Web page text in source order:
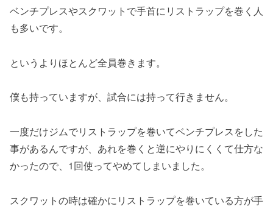
ベンチプレスやスクワットで手首にリストラップを巻く人
も多いです。
というよりほとんど全員巻きます。
僕も持っていますが、試合には持って行きません。
一度だけジムでリストラップを巻いてベンチプレスをした
事があるんですが、あれを巻くと逆にやりにくくて仕方な
かったので、1回使ってやめてしまいました。
スクワットの時は確かにリストラップを巻いている方が手